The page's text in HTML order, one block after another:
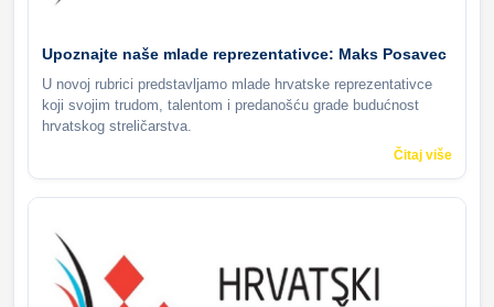
Upoznajte naše mlade reprezentativce: Maks Posavec
U novoj rubrici predstavljamo mlade hrvatske reprezentativce
koji svojim trudom, talentom i predanošću grade budućnost
hrvatskog streličarstva.
Čitaj više